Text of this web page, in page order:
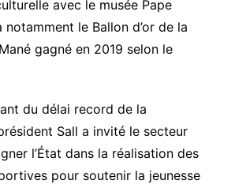
avec le musée Pape
notamment le Ballon d’or de la
gagné en 2019 selon le
du délai record de la
Sall a invité le secteur
l’État dans la réalisation des
pour soutenir la jeunesse